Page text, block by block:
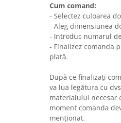
Cum comand:
- Selectez culoarea
- Aleg dimensiunea
- Introduc numarul
- Finalizez comanda
plată.
După ce finalizați
va lua legătura cu
materialului necesar
moment comanda
menționat.